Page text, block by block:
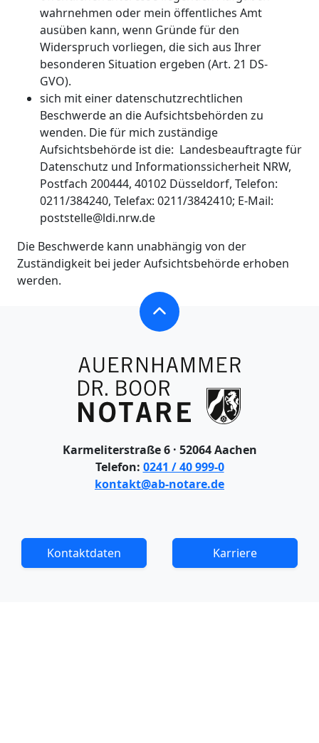
wahrnehmen oder mein öffentliches Amt
ausüben kann, wenn Gründe für den
Widerspruch vorliegen, die sich aus Ihrer
besonderen Situation ergeben (Art. 21 DS-
GVO).
sich mit einer datenschutzrechtlichen
Beschwerde an die Aufsichtsbehörden zu
wenden. Die für mich zuständige
Aufsichtsbehörde ist die: Landesbeauftragte für
Datenschutz und Informationssicherheit NRW,
Postfach 200444, 40102 Düsseldorf, Telefon:
0211/384240, Telefax: 0211/3842410; E-Mail:
poststelle@ldi.nrw.de
Die Beschwerde kann unabhängig von der
Zuständigkeit bei jeder Aufsichtsbehörde erhoben
werden.
Karmeliterstraße 6 · 52064 Aachen
Telefon: 0241 / 40 999-0
kontakt@ab-notare.de
Kontaktdaten Karriere